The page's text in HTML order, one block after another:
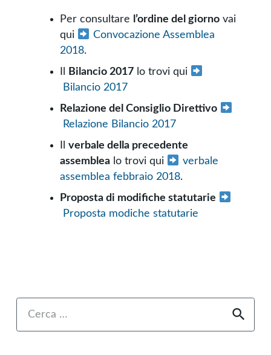
Per consultare l’ordine del giorno vai
qui
Convocazione Assemblea
2018.
Bilancio 2017 lo trovi qui
Bilancio 2017
Relazione del Consiglio Direttivo
Relazione Bilancio 2017
verbale della precedente
assemblea lo trovi qui
verbale
assemblea febbraio 2018.
Proposta di modifiche statutarie
Proposta modiche statutarie
per: